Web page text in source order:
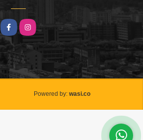
Facebook
Instagram
Powered by: wasi.co